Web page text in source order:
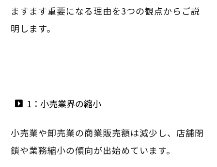
ますます重要になる理由を3つの観点からご説
明します。
1：小売業界の縮小
小売業や卸売業の商業販売額は減少し、店舗閉
鎖や業務縮小の傾向が出始めています。